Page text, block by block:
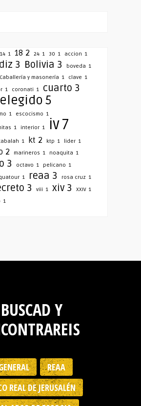
14 1 18 2 24 1 30 1 accion 1
3 Bolivia 3 boveda 1
Caballería y masonería 1 clave 1
1 coronati 1 cuarto 3
elegido5
1 escocismo 1
1 interior 1 iv7
1 kt 2 ktp 1 lider 1
2 marineros 1 noaquita 1
3 octavo 1 pelicano 1
1 reaa 3 rosa cruz 1
3 viii 1 xiv 3 XXIV 1
1
BUSCAD Y
REAA
REAL DE JERUSALÉN